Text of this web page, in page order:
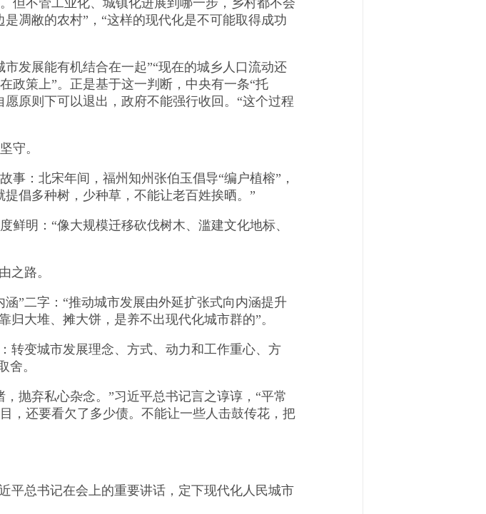
不管工业化、城镇化进展到哪一步，乡村都不会
凋敝的农村”，“这样的现代化是不可能取得成功
展能有机结合在一起”“现在的城乡人口流动还
政策上”。正是基于这一判断，中央有一条“托
原则下可以退出，政府不能强行收回。“这个过程
守。
：北宋年间，福州知州张伯玉倡导“编户植榕”，
倡多种树，少种草，不能让老百姓挨晒。”
明：“像大规模迁移砍伐树木、滥建文化地标、
之路。
二字：“推动城市发展由外延扩张式向内涵提升
大堆、摊大饼，是养不出现代化城市群的”。
变城市发展理念、方式、动力和工作重心、方
舍。
弃私心杂念。”习近平总书记言之谆谆，“平常
，还要看欠了多少债。不能让一些人击鼓传花，把
总书记在会上的重要讲话，定下现代化人民城市